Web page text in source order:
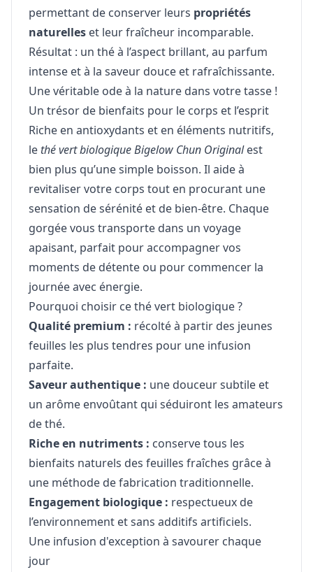
permettant de conserver leurs propriétés
naturelles et leur fraîcheur incomparable.
Résultat : un thé à l’aspect brillant, au parfum
intense et à la saveur douce et rafraîchissante.
Une véritable ode à la nature dans votre tasse !
Un trésor de bienfaits pour le corps et l’esprit
Riche en antioxydants et en éléments nutritifs,
le thé vert biologique Bigelow Chun Originalest
bien plus qu’une simple boisson. Il aide à
revitaliser votre corps tout en procurant une
sensation de sérénité et de bien-être. Chaque
gorgée vous transporte dans un voyage
apaisant, parfait pour accompagner vos
moments de détente ou pour commencer la
journée avec énergie.
Pourquoi choisir ce thé vert biologique ?
Qualité premium : récolté à partir des jeunes
feuilles les plus tendres pour une infusion
parfaite.
Saveur authentique : une douceur subtile et
un arôme envoûtant qui séduiront les amateurs
de thé.
Riche en nutriments : conserve tous les
bienfaits naturels des feuilles fraîches grâce à
une méthode de fabrication traditionnelle.
Engagement biologique : respectueux de
l’environnement et sans additifs artificiels.
Une infusion d'exception à savourer chaque
jour